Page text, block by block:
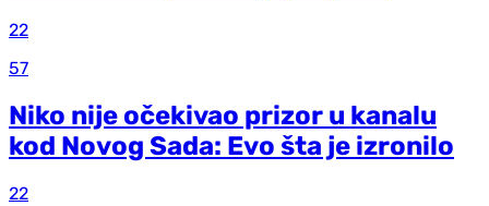
22
57
Niko nije očekivao prizor u kanalu
kod Novog Sada: Evo šta je izronilo
22